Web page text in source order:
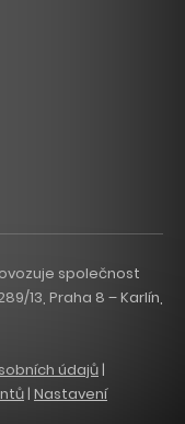
společnost
13, Praha 8 – Karlín,
údajů |
| Nastavení